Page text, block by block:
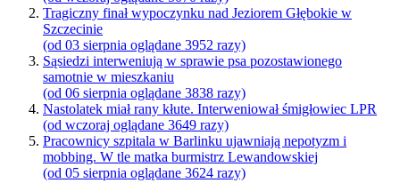
Tragiczny finał wypoczynku nad Jeziorem Głębokie w
Szczecinie
(od 03 sierpnia oglądane 3952 razy)
Sąsiedzi interweniują w sprawie psa pozostawionego
samotnie w mieszkaniu
(od 06 sierpnia oglądane 3838 razy)
Nastolatek miał rany kłute. Interweniował śmigłowiec LPR
(od wczoraj oglądane 3649 razy)
Pracownicy szpitala w Barlinku ujawniają nepotyzm i
mobbing. W tle matka burmistrz Lewandowskiej
(od 05 sierpnia oglądane 3624 razy)